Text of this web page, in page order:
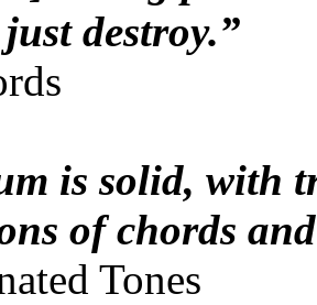
destroy.”
is solid, with
of chords
Tones